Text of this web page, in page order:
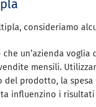
consideriamo
che un’azienda
mensili.
del prodotto, la
influenzino i